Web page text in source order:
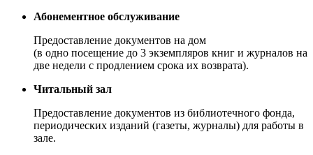
Абонементное обслуживание
Предоставление документов на дом
(в одно посещение до 3 экземпляров книг и журналов на
две недели с продлением срока их возврата).
Читальный зал
Предоставление документов из библиотечного фонда,
периодических изданий (газеты, журналы) для работы в
зале.